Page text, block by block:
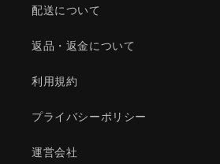
配送について
返品・返金について
利用規約
プライバシーポリシー
運営会社